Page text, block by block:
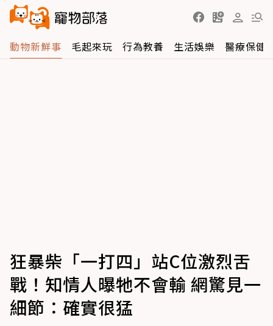
動物新鮮事 毛起來玩 行為教養 生活娛樂 醫療保健
狂暴柴「一打四」站C位激烈舌
戰！知情人曝牠不會輸 網驚見一
細節：確實很猛